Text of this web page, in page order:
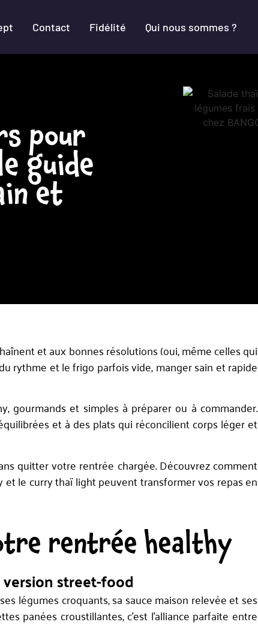
Contact Fidélité Qui nous sommes ?
pour
guide
et
et aux bonnes résolutions (oui, même celles qui
rythme et le frigo parfois vide, manger sain et rapide
gourmands et simples à préparer ou à commander.
et à des plats qui réconcilient corps léger et
quitter votre rentrée chargée. Découvrez comment
le curry thaï light peuvent transformer vos repas en
rentrée healthy
version street-food
légumes croquants, sa sauce maison relevée et ses
panées croustillantes, c’est l’alliance parfaite entre